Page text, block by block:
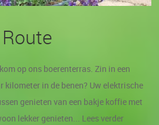
Route
op ons boerenterras. Zin in een
kilometer in de benen? Uw elektrische
genieten van een bakje koffie met
lekker genieten... Lees verder